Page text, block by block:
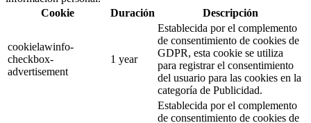
Cookie
Duración Descripción
cookielawinfo-
checkbox-
advertisement
1 year
Establecida por el complemento
de consentimiento de cookies de
GDPR, esta cookie se utiliza
para registrar el consentimiento
del usuario para las cookies en la
categoría de Publicidad.
Establecida por el complemento
de consentimiento de cookies de